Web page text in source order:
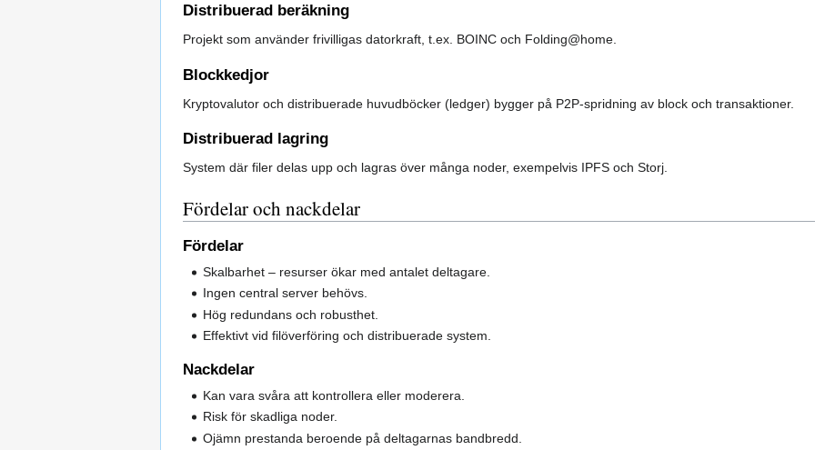
Distribuerad beräkning
Projekt som använder frivilligas datorkraft, t.ex. BOINC och Folding@home.
Blockkedjor
Kryptovalutor och distribuerade huvudböcker (ledger) bygger på P2P-spridning av block och transaktioner.
Distribuerad lagring
System där filer delas upp och lagras över många noder, exempelvis IPFS och Storj.
Fördelar och nackdelar
Fördelar
Skalbarhet – resurser ökar med antalet deltagare.
Ingen central server behövs.
Hög redundans och robusthet.
Effektivt vid filöverföring och distribuerade system.
Nackdelar
Kan vara svåra att kontrollera eller moderera.
Risk för skadliga noder.
Ojämn prestanda beroende på deltagarnas bandbredd.